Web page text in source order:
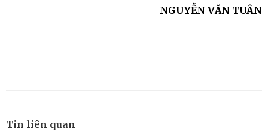
NGUYỄN VĂN TUÂN
Tin liên quan